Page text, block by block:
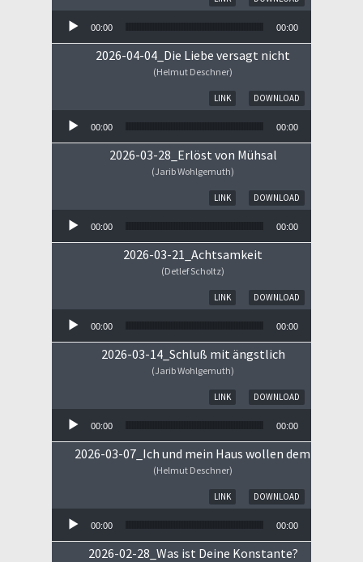
00:00 00:00
2026-04-04_Die Liebe versagt nicht
(Helmut Deschner)
DOWNLOAD
LINK
00:00 00:00
2026-03-28_Erlöst von Mühsal
(Jarib Wohlgemuth)
DOWNLOAD
LINK
00:00 00:00
2026-03-21_Achtsamkeit
(Detlef Scholtz)
DOWNLOAD
LINK
00:00 00:00
2026-03-14_Schluß mit ängstlich
(Jarib Wohlgemuth)
DOWNLOAD
LINK
00:00 00:00
2026-03-07_Ich und mein Haus wollen dem HERRN
(Helmut Deschner)
DOWNLOAD
LINK
00:00 00:00
2026-02-28_Was ist Deine Konstante?